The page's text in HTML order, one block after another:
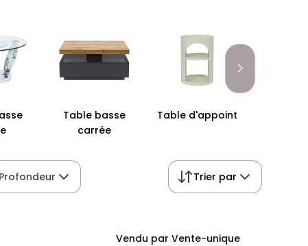
Table basse
carrée
Table d'appoint
Profondeur Trier par
Vendu par Vente-unique